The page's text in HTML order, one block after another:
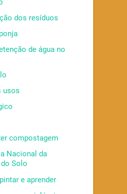
dos resíduos
de água no
usos
compostagem
Nacional da
Solo
e aprender